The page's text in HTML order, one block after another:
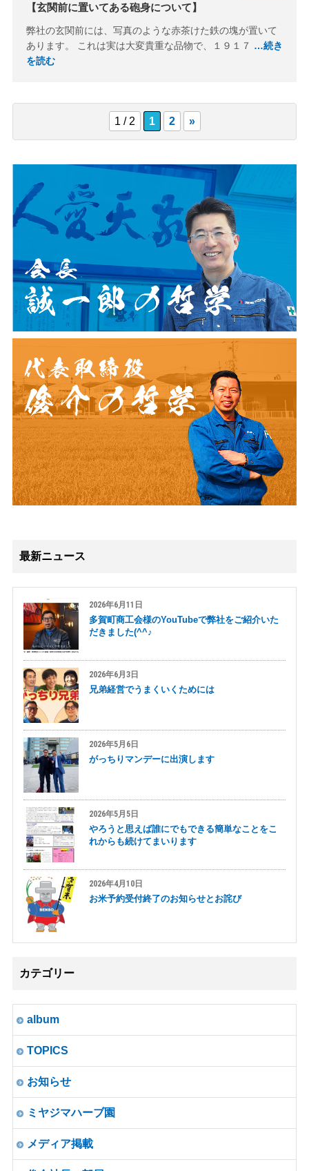
【玄関前に置いてある砲身について】
弊社の玄関前には、写真のような赤茶けた鉄の塊が置いて
あります。 これは実は大変貴重な品物で、１９１７ …続き
を読む
1 / 2 1 2 »
最新ニュース
2026年6月11日
多賀町商工会様のYouTubeで弊社をご紹介いた
だきました(^^♪
2026年6月3日
兄弟経営でうまくいくためには
2026年5月6日
がっちりマンデーに出演します
2026年5月5日
やろうと思えば誰にでもできる簡単なことをこ
れからも続けてまいります
2026年4月10日
お米予約受付終了のお知らせとお詫び
カテゴリー
album
TOPICS
お知らせ
ミヤジマハーブ園
メディア掲載